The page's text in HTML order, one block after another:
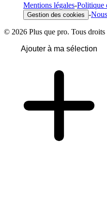
Mentions légales-Politique
Gestion des cookies -
© 2026 Plus que pro. Tous droits
Ajouter à ma sélection